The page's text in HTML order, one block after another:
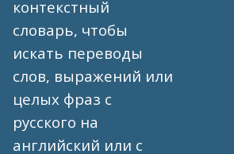
контекстный
словарь, чтобы
искать переводы
слов, выражений или
целых фраз с
русского на
английский или с